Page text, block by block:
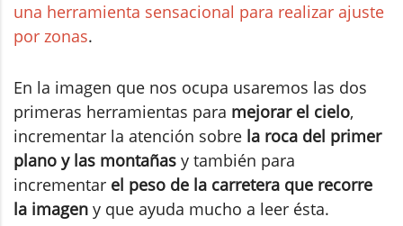
una herramienta sensacional para realizar ajuste
por zonas.
En la imagen que nos ocupa usaremos las dos
primeras herramientas para mejorar el cielo,
incrementar la atención sobre la roca del primer
plano y las montañas y también para
incrementar el peso de la carretera que recorre
la imagen y que ayuda mucho a leer ésta.